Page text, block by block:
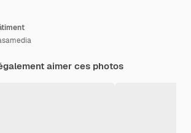
aimer ces photos